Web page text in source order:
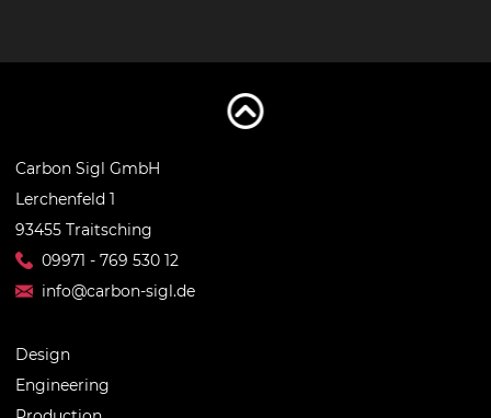
Carbon Sigl GmbH
Lerchenfeld 1
93455 Traitsching
09971 - 769 530 12
info@carbon-sigl.de
Design
Engineering